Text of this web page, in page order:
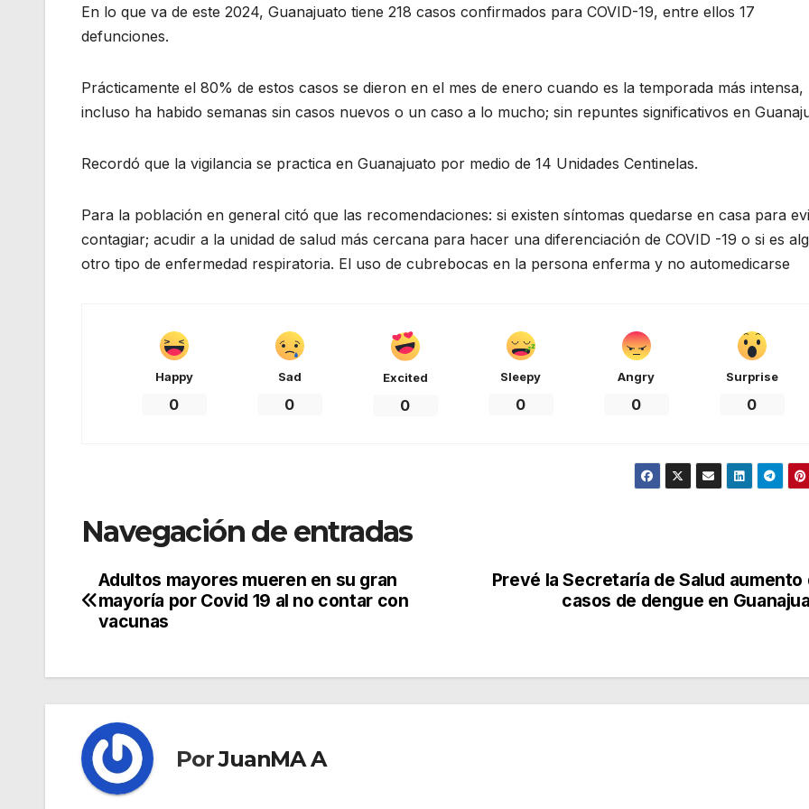
En lo que va de este 2024, Guanajuato tiene 218 casos confirmados para COVID-19, entre ellos 17
defunciones.
Prácticamente el 80% de estos casos se dieron en el mes de enero cuando es la temporada más intensa,
incluso ha habido semanas sin casos nuevos o un caso a lo mucho; sin repuntes significativos en
Recordó que la vigilancia se practica en Guanajuato por medio de 14 Unidades Centinelas.
Para la población en general citó que las recomendaciones: si existen síntomas quedarse en casa para
contagiar; acudir a la unidad de salud más cercana para hacer una diferenciación de COVID -19 o si es
otro tipo de enfermedad respiratoria. El uso de cubrebocas en la persona enferma y no automedicarse
Happy
0
Sad
0
Excited
0
Sleepy
0
Angry
0
Surprise
0
Navegación de entradas
Prevé la Secretaría de Salud aumento
casos de dengue en
Adultos mayores mueren en su gran
mayoría por Covid 19 al no contar con
vacunas
PorJuanMA A